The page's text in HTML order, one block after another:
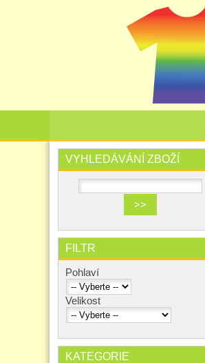
VYHLEDÁVÁNÍ ZBOŽÍ
FILTR
Pohlaví
Velikost
KATEGORIE